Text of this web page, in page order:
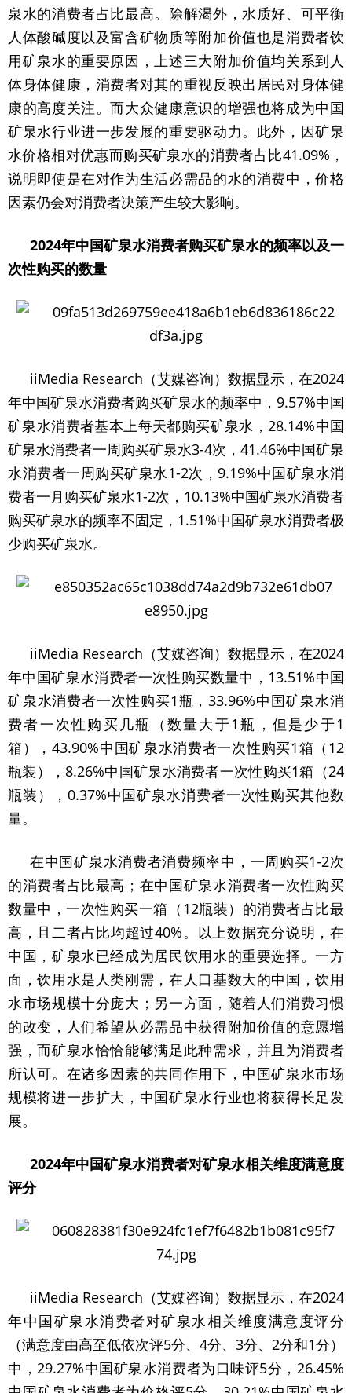
泉水的消费者占比最高。除解渴外，水质好、可平衡
人体酸碱度以及富含矿物质等附加价值也是消费者饮
用矿泉水的重要原因，上述三大附加价值均关系到人
体身体健康，消费者对其的重视反映出居民对身体健
康的高度关注。而大众健康意识的增强也将成为中国
矿泉水行业进一步发展的重要驱动力。此外，因矿泉
水价格相对优惠而购买矿泉水的消费者占比41.09%，
说明即使是在对作为生活必需品的水的消费中，价格
因素仍会对消费者决策产生较大影响。
2024年中国矿泉水消费者购买矿泉水的频率以及一
次性购买的数量
iiMedia Research（艾媒咨询）数据显示，在2024
年中国矿泉水消费者购买矿泉水的频率中，9.57%中国
矿泉水消费者基本上每天都购买矿泉水，28.14%中国
矿泉水消费者一周购买矿泉水3-4次，41.46%中国矿泉
水消费者一周购买矿泉水1-2次，9.19%中国矿泉水消
费者一月购买矿泉水1-2次，10.13%中国矿泉水消费者
购买矿泉水的频率不固定，1.51%中国矿泉水消费者极
少购买矿泉水。
iiMedia Research（艾媒咨询）数据显示，在2024
年中国矿泉水消费者一次性购买数量中，13.51%中国
矿泉水消费者一次性购买1瓶，33.96%中国矿泉水消
费者一次性购买几瓶（数量大于1瓶，但是少于1
箱），43.90%中国矿泉水消费者一次性购买1箱（12
瓶装），8.26%中国矿泉水消费者一次性购买1箱（24
瓶装），0.37%中国矿泉水消费者一次性购买其他数
量。
在中国矿泉水消费者消费频率中，一周购买1-2次
的消费者占比最高；在中国矿泉水消费者一次性购买
数量中，一次性购买一箱（12瓶装）的消费者占比最
高，且二者占比均超过40%。以上数据充分说明，在
中国，矿泉水已经成为居民饮用水的重要选择。一方
面，饮用水是人类刚需，在人口基数大的中国，饮用
水市场规模十分庞大；另一方面，随着人们消费习惯
的改变，人们希望从必需品中获得附加价值的意愿增
强，而矿泉水恰恰能够满足此种需求，并且为消费者
所认可。在诸多因素的共同作用下，中国矿泉水市场
规模将进一步扩大，中国矿泉水行业也将获得长足发
展。
2024年中国矿泉水消费者对矿泉水相关维度满意度
评分
iiMedia Research（艾媒咨询）数据显示，在2024
年中国矿泉水消费者对矿泉水相关维度满意度评分
（满意度由高至低依次评5分、4分、3分、2分和1分）
中，29.27%中国矿泉水消费者为口味评5分，26.45%